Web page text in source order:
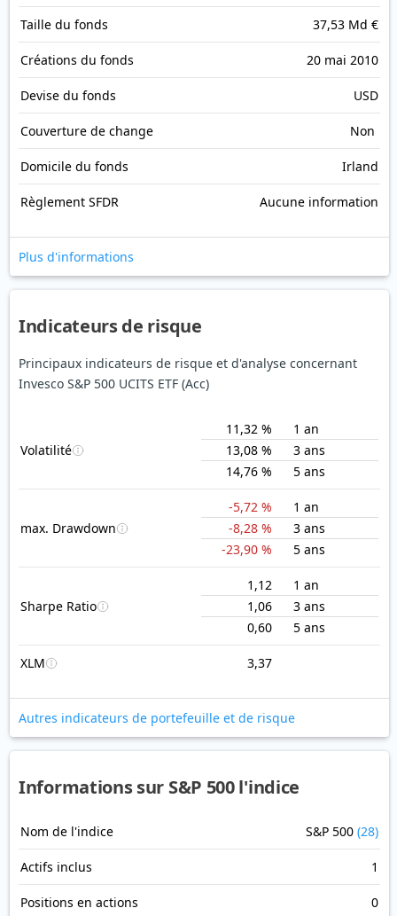
Taille du fonds 37,53 Md €
Créations du fonds 20 mai 2010
Devise du fonds USD
Couverture de change Non
Domicile du fonds Irland
Règlement SFDR Aucune information
Plus d'informations
Indicateurs de risque
Principaux indicateurs de risque et d'analyse concernant
Invesco S&P 500 UCITS ETF (Acc)
Volatilité
11,32 %
1 an
13,08 %
3 ans
14,76 %
5 ans
max. Drawdown
-5,72 %
1 an
-8,28 %
3 ans
-23,90 %
5 ans
Sharpe Ratio
1,12
1 an
1,06
3 ans
0,60
5 ans
XLM 3,37
Autres indicateurs de portefeuille et de risque
Informations sur S&P 500 l'indice
Nom de l'indice S&P 500 (28)
Actifs inclus 1
Positions en actions 0